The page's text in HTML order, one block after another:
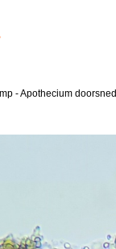
-Apothecium